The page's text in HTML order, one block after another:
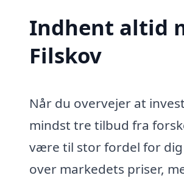
Indhent altid
Filskov
Når du overvejer at
mindst tre tilbud fra
være til stor fordel for
over markedets priser,